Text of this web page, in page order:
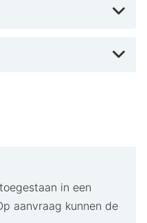
in een
aanvraag kunnen de